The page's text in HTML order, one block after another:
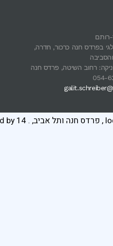
רותם
בפרדס חנה כרכור, חדרה,
רחוב השיטה, פרדס חנה
, פרדס חנה ותל אביב,
. Reviewed by 14 הצבעות